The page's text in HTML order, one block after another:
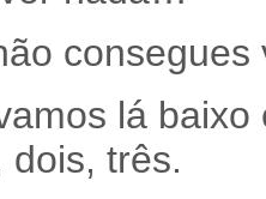
lá baixo
dois, três.